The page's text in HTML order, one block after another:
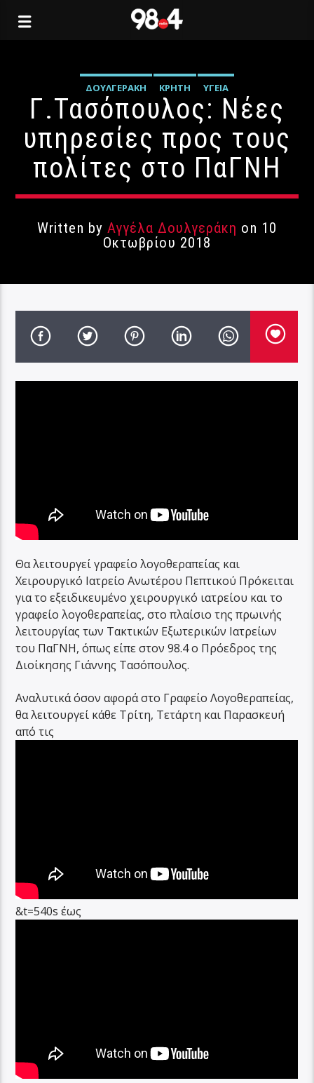
ΔΟΥΛΓΕΡΆΚΗ ΚΡΉΤΗ ΥΓΕΊΑ
Γ.Τασόπουλος: Νέες
υπηρεσίες προς τους
πολίτες στο ΠαΓΝΗ
Written by Αγγέλα Δουλγεράκη on 10
Οκτωβρίου 2018
Θα λειτουργεί γραφείο λογοθεραπείας και
Χειρουργικό Ιατρείο Ανωτέρου Πεπτικού Πρόκειται
για το εξειδικευμένο χειρουργικό ιατρείου και το
γραφείο λογοθεραπείας, στο πλαίσιο της πρωινής
λειτουργίας των Τακτικών Εξωτερικών Ιατρείων
του ΠαΓΝΗ, όπως είπε στον 98.4 ο Πρόεδρος της
Διοίκησης Γιάννης Τασόπουλος.
Αναλυτικά όσον αφορά στο Γραφείο Λογοθεραπείας,
θα λειτουργεί κάθε Τρίτη, Τετάρτη και Παρασκευή
από τις
&t=540s έως